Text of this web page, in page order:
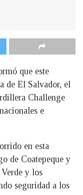
que este
de El Salvador, el
Challenge
e
en esta
de Coatepeque y
y los
seguridad a los